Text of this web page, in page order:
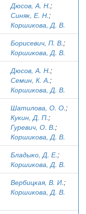
Дюсов, А. Н.;
Синяк, Е. Н.;
Коршикова, Д. В.
Борисевич, П. В.;
Коршикова, Д. В.
Дюсов, А. Н.;
Семин, К. А.;
Коршикова, Д. В.
Шатилова, О. О.;
Кукин, Д. П.;
Гуревич, О. В.;
Коршикова, Д. В.
Бладыко, Д. Е.;
Коршикова, Д. В.
Вербицкая, В. И.;
Коршикова, Д. В.